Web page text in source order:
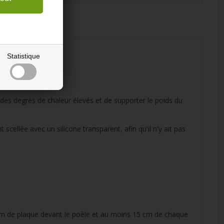
Statistique
degrés de chaleur élevés et de supporter le poids du
avec un silicone transparent, afin qu'il n'y ait pas
de plaque devant le poêle et au moins 15 cm de chaque